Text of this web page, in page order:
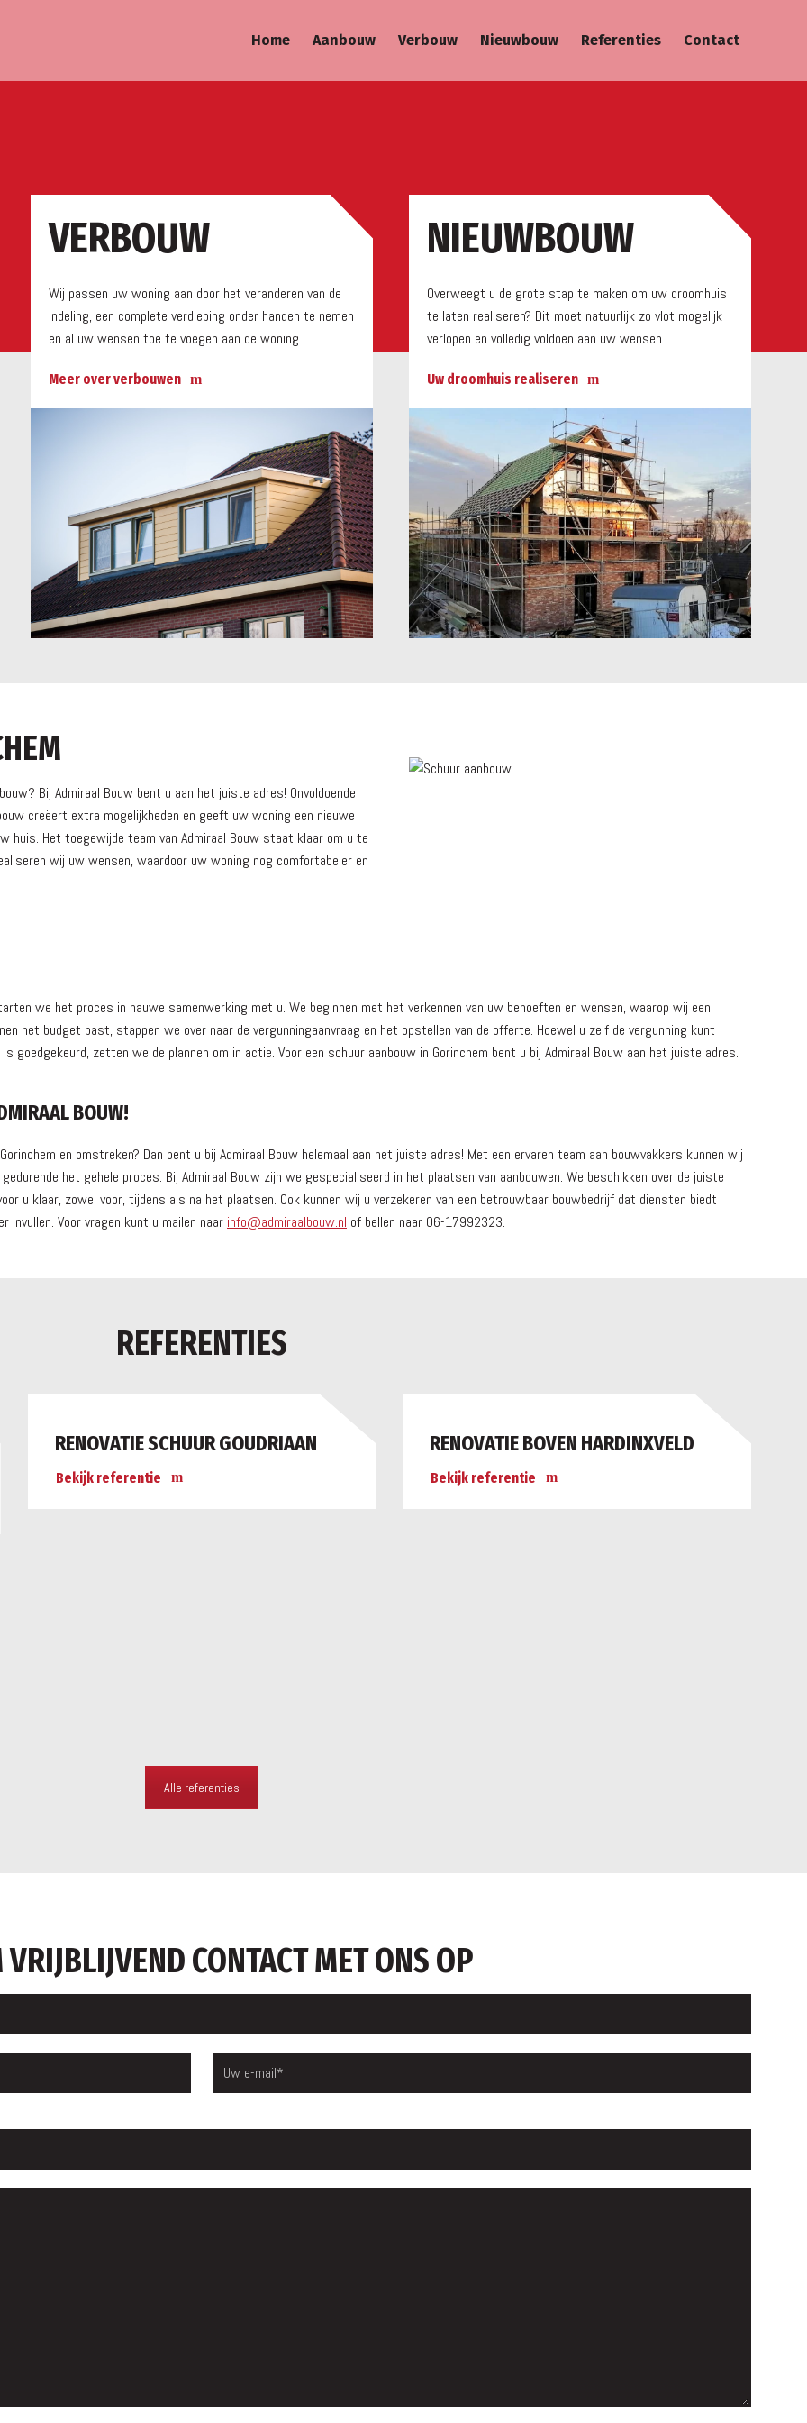
Home Aanbouw Verbouw Nieuwbouw Referenties Contact
VERBOUW
Wij passen uw woning aan door het veranderen van de
indeling, een complete verdieping onder handen te nemen
en al uw wensen toe te voegen aan de woning.
Meer over verbouwen
NIEUWBOUW
Overweegt u de grote stap te maken om uw droomhuis
te laten realiseren? Dit moet natuurlijk zo vlot mogelijk
verlopen en volledig voldoen aan uw wensen.
Uw droomhuis realiseren
Bij Admiraal Bouw bent u aan het juiste adres! Onvoldoende
creëert extra mogelijkheden en geeft uw woning een nieuwe
huis. Het toegewijde team van Admiraal Bouw staat klaar om u te
wij uw wensen, waardoor uw woning nog comfortabeler en
we het proces in nauwe samenwerking met u. We beginnen met het verkennen van uw behoeften en wensen, waarop wij een
het budget past, stappen we over naar de vergunningaanvraag en het opstellen van de offerte. Hoewel u zelf de vergunning kunt
goedgekeurd, zetten we de plannen om in actie. Voor een schuur aanbouw in Gorinchem bent u bij Admiraal Bouw aan het juiste adres.
BOUW!
en omstreken? Dan bent u bij Admiraal Bouw helemaal aan het juiste adres! Met een ervaren team aan bouwvakkers kunnen wij
het gehele proces. Bij Admiraal Bouw zijn we gespecialiseerd in het plaatsen van aanbouwen. We beschikken over de juiste
u klaar, zowel voor, tijdens als na het plaatsen. Ook kunnen wij u verzekeren van een betrouwbaar bouwbedrijf dat diensten biedt
Voor vragen kunt u mailen naar info@admiraalbouw.nl of bellen naar 06-17992323.
REFERENTIES
RENOVATIE SCHUUR GOUDRIAAN
Bekijk referentie
RENOVATIE BOVEN HARDINXVELD
Bekijk referentie
Alle referenties
VRIJBLIJVEND CONTACT MET ONS OP